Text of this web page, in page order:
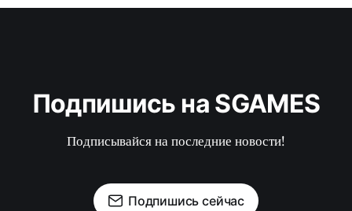
Подпишись на SGAMES
Подписывайся на последние новости!
Подпишись сейчас